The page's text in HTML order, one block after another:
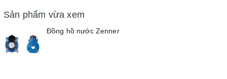
Sản phẩm vừa xem
Đồng hồ nước Zenner